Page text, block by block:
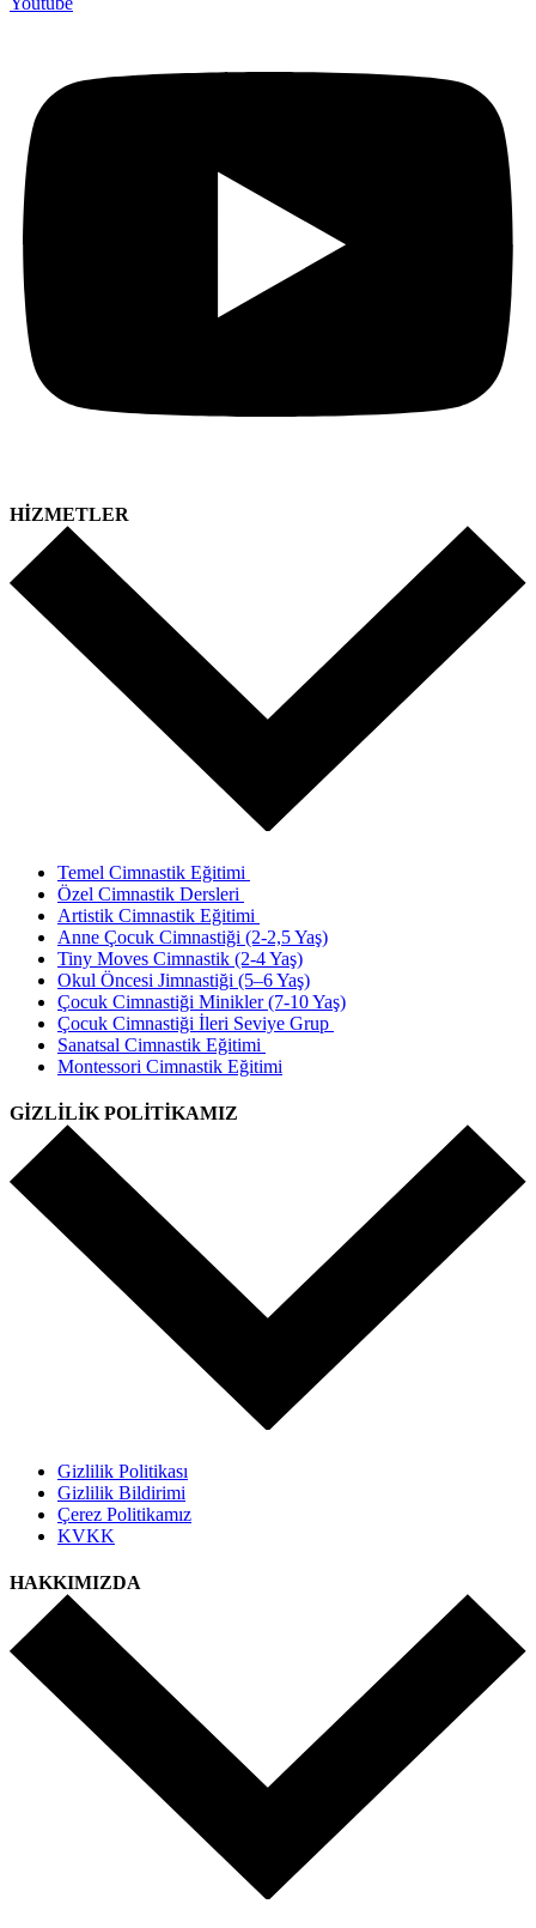
HİZMETLER
Temel Cimnastik Eğitimi
Özel Cimnastik Dersleri
Artistik Cimnastik Eğitimi
Anne Çocuk Cimnastiği (2-2,5 Yaş)
Tiny Moves Cimnastik (2-4 Yaş)
Okul Öncesi Jimnastiği (5–6 Yaş)
Çocuk Cimnastiği Minikler (7-10 Yaş)
Çocuk Cimnastiği İleri Seviye Grup
Sanatsal Cimnastik Eğitimi
Montessori Cimnastik Eğitimi
GİZLİLİK POLİTİKAMIZ
Gizlilik Politikası
Gizlilik Bildirimi
Çerez Politikamız
KVKK
HAKKIMIZDA